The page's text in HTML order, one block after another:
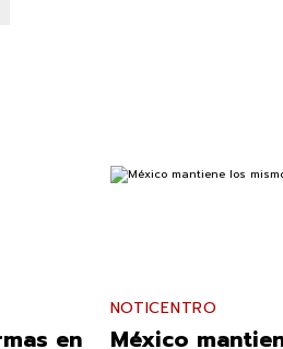
en
NOTICENTRO
México